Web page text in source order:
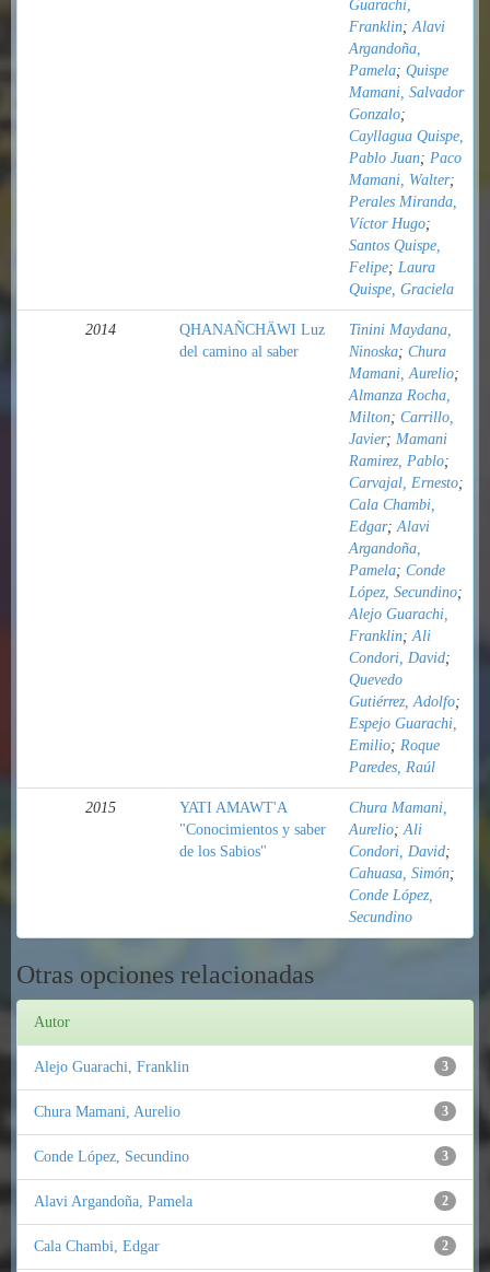
Guarachi,
Franklin;Alavi
Argandoña,
Pamela; Quispe
Mamani, Salvador
Gonzalo;
Cayllagua Quispe,
Pablo Juan; Paco
Mamani, Walter;
Perales Miranda,
Víctor Hugo;
Santos Quispe,
Felipe; Laura
Quispe, Graciela
2014
QHANAÑCHÄWI Luz
del camino al saber
Tinini Maydana,
Ninoska; Chura
Mamani, Aurelio;
Almanza Rocha,
Milton; Carrillo,
Javier; Mamani
Ramirez, Pablo;
Carvajal, Ernesto;
Cala Chambi,
Edgar;Alavi
Argandoña,
Pamela; Conde
López, Secundino;
Alejo Guarachi,
Franklin;Ali
Condori, David;
Quevedo
Gutiérrez, Adolfo;
Espejo Guarachi,
Emilio; Roque
Paredes, Raúl
2015
YATI AMAWT'A
"Conocimientos y saber
de los Sabios"
Chura Mamani,
Aurelio;Ali
Condori, David;
Cahuasa, Simón;
Conde López,
Secundino
Otras opciones relacionadas
Autor
3
Alejo Guarachi, Franklin
3
Chura Mamani, Aurelio
3
Conde López, Secundino
2
Alavi Argandoña, Pamela
2
Cala Chambi, Edgar